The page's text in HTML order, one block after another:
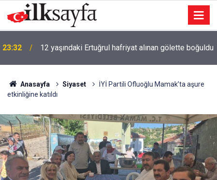
23:32 12 yaşındaki Ertuğrul hafriyat alınan gölette boğuldu
Anasayfa Siyaset
İYİ Partili Ofluoğlu Mamak’ta aşure
etkinliğine katıldı